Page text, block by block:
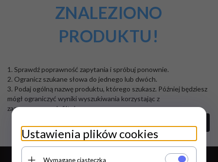
ZNALEZIONO
PRODUKTU!
1. Sprawdź poprawność zapytania i spróbuj ponownie.
2. Ogranicz szukane słowa do jednego lub dwóch.
3. Podaj ogólną nazwę produktu, którego szukasz. Później będziesz
mógł ograniczyć wyniki wyszukiwania korzystając z
zaawansowanych filtrów.
Ustawienia plików cookies
Wymagane ciasteczka